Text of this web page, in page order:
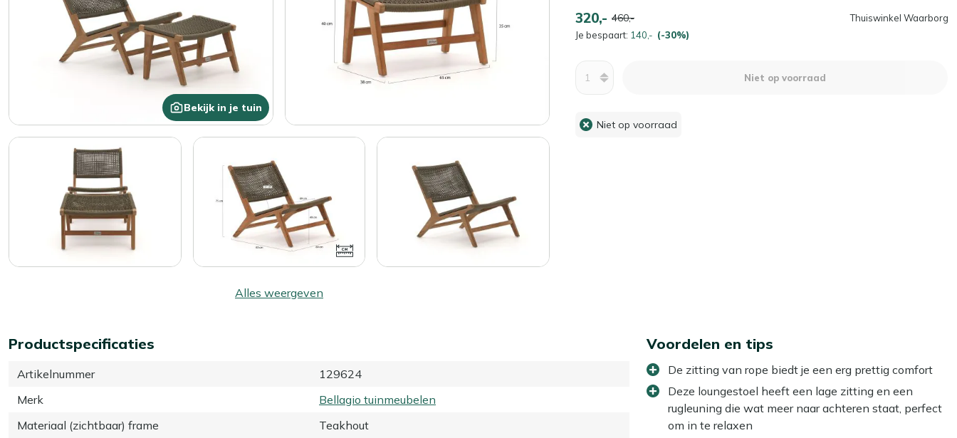
Bekijk in je tuin
Alles weergeven
320,- 460,-
Je bespaart: 140,- (-30%)
Thuiswinkel Waarborg
Niet op voorraad
Niet op voorraad
Productspecificaties
Artikelnummer
129624
Merk
Bellagio tuinmeubelen
Materiaal (zichtbaar) frame
Teakhout
Voordelen en tips
De zitting van rope biedt je een erg prettig comfort
Deze loungestoel heeft een lage zitting en een
rugleuning die wat meer naar achteren staat, perfect
om in te relaxen